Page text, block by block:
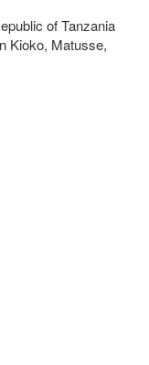
of Tanzania
Kioko, Matusse,